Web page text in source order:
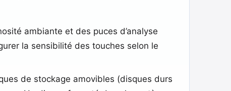
ambiante et des puces d’analyse
la sensibilité des touches selon le
de stockage amovibles (disques durs